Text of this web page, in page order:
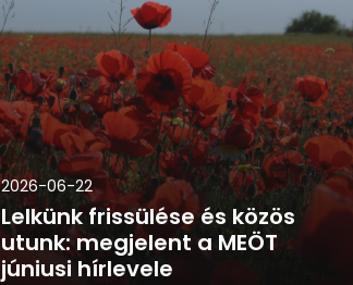
2026-06-22
Lelkünk frissülése és közös
utunk: megjelent a MEÖT
júniusi hírlevele